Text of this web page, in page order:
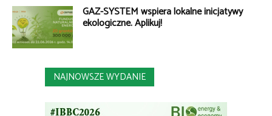
GAZ-SYSTEM wspiera lokalne inicjatywy
ekologiczne. Aplikuj!
NAJNOWSZE WYDANIE